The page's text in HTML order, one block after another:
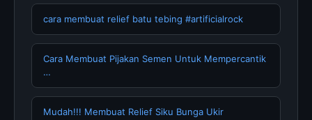
cara membuat relief batu tebing #artificialrock
Cara Membuat Pijakan Semen Untuk Mempercantik
…
Mudah!!! Membuat Relief Siku Bunga Ukir